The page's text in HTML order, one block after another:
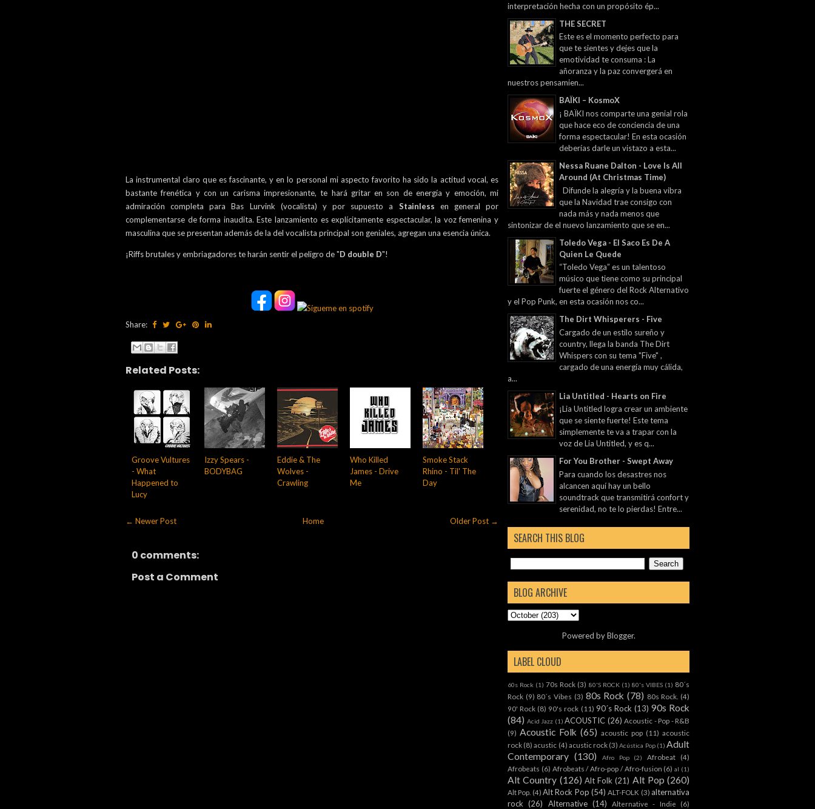
La instrumental claro que es fascinante, y en lo personal mi aspecto favorito ha sido la actitud vocal, es
bastante frenética y con un carisma impresionante, te hará gritar en son de energía y emoción, mi
admiración completa para Bas Lurvink (vocalista) y por supuesto a Stainless en general por
complementarse de forma inaudita. Este lanzamiento es explícitamente espectacular, la voz femenina y
masculina que se presentan además de la del vocalista principal son geniales, agregan una esencia única.
¡Riffs brutales y embriagadores te harán sentir el peligro de "D double D"!
Share:
Related Posts:
Groove Vultures
- What
Happened to
Lucy
Izzy Spears -
BODYBAG
Eddie & The
Wolves -
Crawling
Who Killed
James - Drive
Me
Smoke Stack
Rhino - Til' The
Day
← Newer Post Older Post →
Home
0 comments:
Post a Comment
interpretación hecha con un propósito ép...
THE SECRET
Este es el momento perfecto para
que te sientes y dejes que la
emotividad te consuma : La
añoranza y la paz convergerá en
nuestros pensamien...
BAÏKI – KosmoX
¡ BAÏKI nos comparte una genial rola
que hace eco de conciencia de una
forma espectacular! En esta ocasión
deberías darle un vistazo a esta...
Nessa Ruane Dalton - Love Is All
Around (At Christmas Time)
Difunde la alegría y la buena vibra
que la Navidad trae consigo con
nada más y nada menos que
sintonizar de el nuevo lanzamiento que se en...
Toledo Vega - El Saco Es De A
Quien Le Quede
“Toledo Vega” es un talentoso
músico que tiene como su principal
fuerte el género del Rock Alternativo
y el Pop Punk, en esta ocasión nos co...
The Dirt Whisperers - Five
Cargado de un estilo sureño y
country, llega la banda The Dirt
Whispers con su tema "Five" ,
cargado de una energía muy cálida,
a...
Lia Untitled - Hearts on Fire
¡Lia Untitled logra crear un ambiente
que se siente fuerte! Este tema
simplemente te va a trapar con la
voz de Lia Untitled, y es q...
For You Brother - Swept Away
Para cuando los desastres nos
alcancen aquí hay un bello
soundtrack que transmitirá confort y
serenidad, no te lo pierdas! Entre...
SEARCH THIS BLOG
BLOG ARCHIVE
Powered byBlogger.
LABEL CLOUD
60s Rock (1) 70s Rock (3) 80'S ROCK (1) 80's VIBES (1) 80´s
Rock (9) 80´s Vibes (3) 80s Rock (78) 80s Rock. (4)
90' Rock (8) 90's rock (11) 90´s Rock (13) 90s Rock
(84) Acid Jazz (1) ACOUSTIC (26) Acoustic - Pop - R&B
(9) Acoustic Folk (65) acoustic pop (11) acoustic
rock (8) acustic (4) acustic rock (3) Acústica Pop (1) Adult
Contemporary (130) Afro Pop (2) Afrobeat
(4)
Afrobeats (6) Afrobeats / Afro-pop / Afro-fusion (6) al (1)
Alt Country (126) Alt Folk (21) Alt Pop (260)
Alt Pop. (4) Alt Rock Pop (54) ALT-FOLK (3) alternativa
rock (26) Alternative (14) Alternative - Indie (6)